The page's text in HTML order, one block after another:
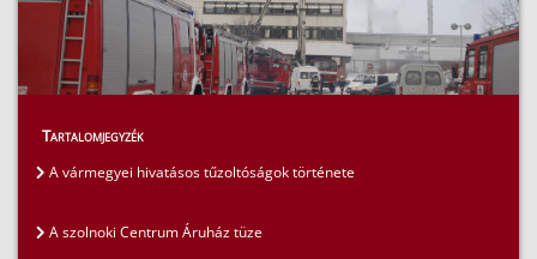
Tartalomjegyzék
A vármegyei hivatásos tűzoltóságok története
A szolnoki Centrum Áruház tüze